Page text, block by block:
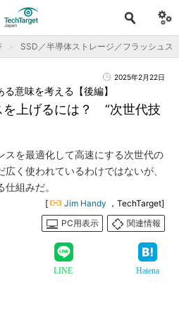
SSD／半導体ストレージ／フラッシュス
2025年2月22日
を上げるには？ “次世代技
意味を考える【後編】
スを最適化して高速にする次世代の
く使われているわけではないが、
組みだ。
[ Jim Handy ，TechTarget]
PC用表示
関連情報
LINE Hatena